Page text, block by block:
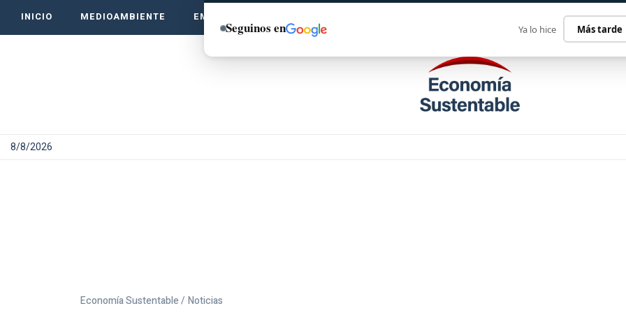
INICIO MEDIOAMBIENTE EMPRENDE VERDE
8/8/2026
Economía Sustentable / Noticias
Seguinos en Ya lo hice Más tarde